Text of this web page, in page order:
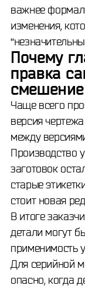
важнее
изменения,
Почему
правка
Чаще всего
версия
между
Производство
заготовок
старые
стоит новая
В итоге
детали могут
применимость
Для серийной
опасно, когда